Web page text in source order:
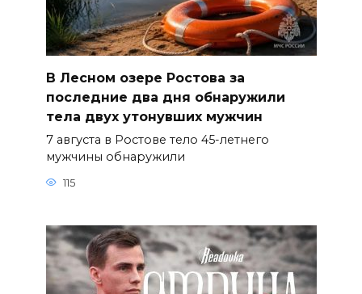
В Лесном озере Ростова за
последние два дня обнаружили
тела двух утонувших мужчин
7 августа в Ростове тело 45-летнего
мужчины обнаружили
115